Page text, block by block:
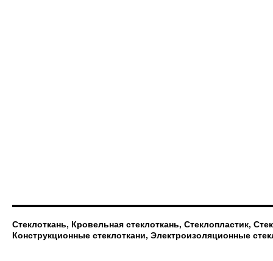
Стеклоткань, Кровельная стеклоткань, Стеклопластик,
Конструкционные стеклоткани, Электроизоляционные